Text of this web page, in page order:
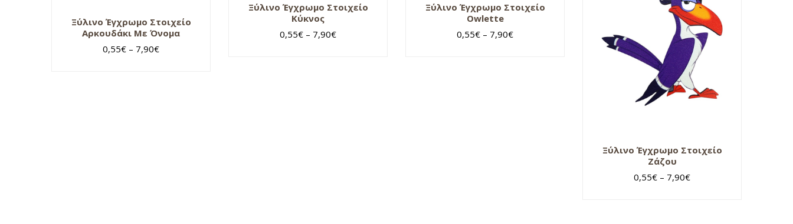
Ξύλινο Έγχρωμο Στοιχείο
Αρκουδάκι Με Όνομα
0,55€ – 7,90€
Ξύλινο Έγχρωμο Στοιχείο
Κύκνος
0,55€ – 7,90€
Ξύλινο Έγχρωμο Στοιχείο
Owlette
0,55€ – 7,90€
Ξύλινο Έγχρωμο Στοιχείο
Ζάζου
0,55€ – 7,90€